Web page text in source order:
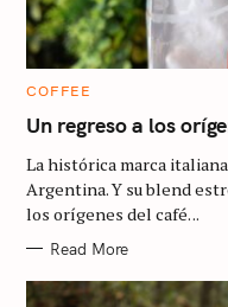
C
T
E
O
R
I
E
COFFEE
Un regreso a los
La histórica marca
Argentina. Y su blend
los orígenes del café. ..
Read More